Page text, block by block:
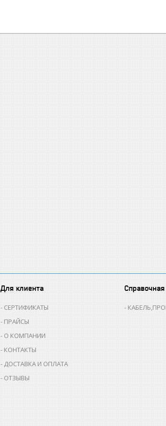
Для клиента
СЕРТИФИКАТЫ
ПРАЙСЫ
О КОМПАНИИ
КОНТАКТЫ
ДОСТАВКА И ОПЛАТА
ОТЗЫВЫ